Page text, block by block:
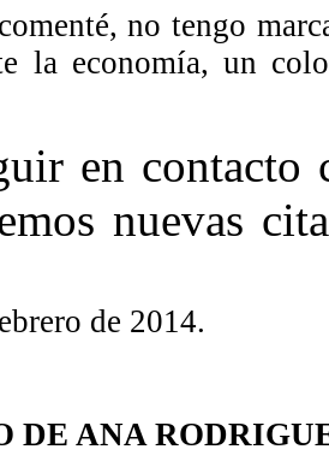
no tengo
la economía, un
en
nuevas
de 2014.
DE ANA